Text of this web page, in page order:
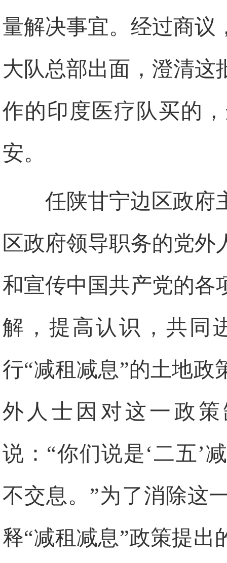
量解决事宜。经过商议
大队总部出面，澄清这
作的印度医疗队买的
安。
任陕甘宁边区政府
区政府领导职务的党
和宣传中国共产党的各
解，提高认识，共同
行“减租减息”的土地政
外人士因对这一政
说：“你们说是‘二五’
不交息。”为了消除这
释“减租减息”政策提出